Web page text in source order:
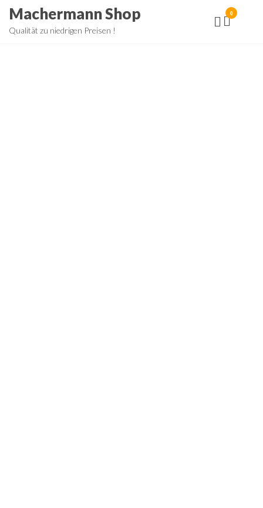
ZumMachermann Shop
Qualität zu niedrigen Preisen !
0